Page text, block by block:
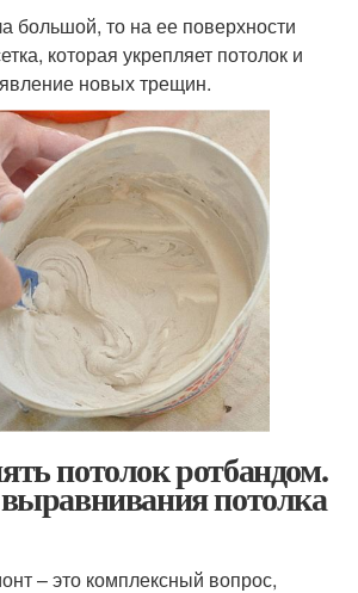
большой, то на ее поверхности
которая укрепляет потолок и
новых трещин.
потолок ротбандом.
потолка
– это комплексный вопрос,